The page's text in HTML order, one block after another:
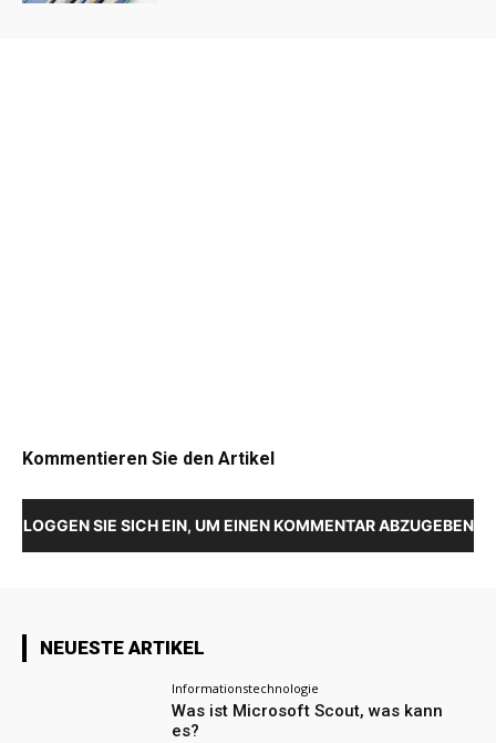
Kommentieren Sie den Artikel
LOGGEN SIE SICH EIN, UM EINEN KOMMENTAR ABZUGEBEN
NEUESTE ARTIKEL
Informationstechnologie
Was ist Microsoft Scout, was kann
es?